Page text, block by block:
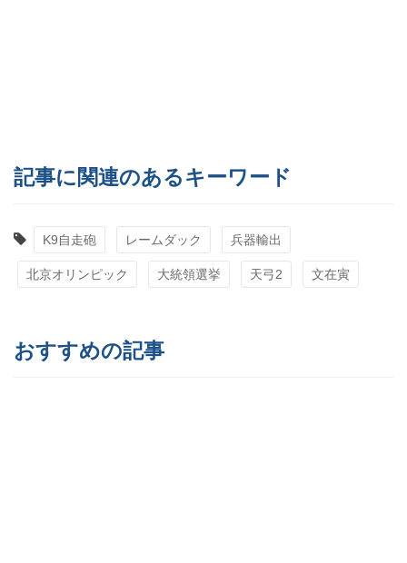
記事に関連のあるキーワード
K9自走砲 レームダック 兵器輸出
北京オリンピック 大統領選挙 天弓2 文在寅
おすすめの記事